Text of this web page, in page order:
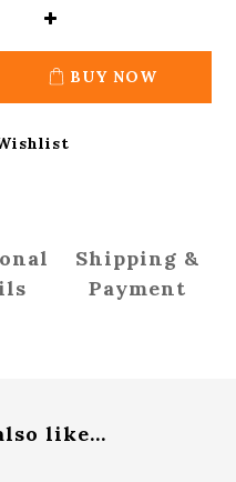
BUY NOW
Shipping &
Payment
like...